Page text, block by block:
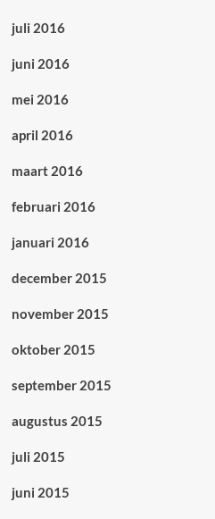
juli 2016
juni 2016
mei 2016
april 2016
maart 2016
februari 2016
januari 2016
december 2015
november 2015
oktober 2015
september 2015
augustus 2015
juli 2015
juni 2015